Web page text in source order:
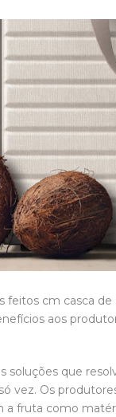
feitos cm casca de
aos
soluções que
vez. Os
a fruta como